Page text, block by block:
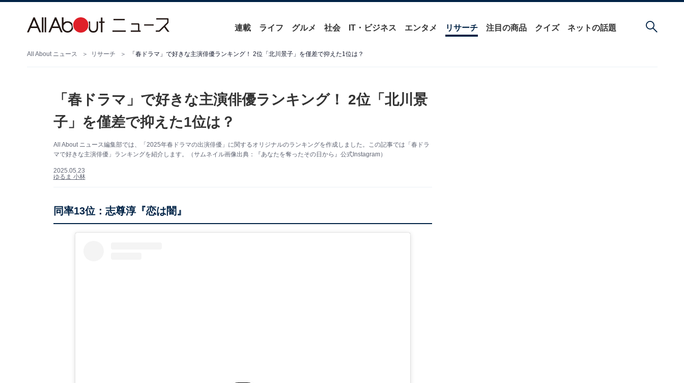
連載 ライフ グルメ 社会 IT・ビジネス エンタメ リサーチ 注目の商品 クイズ ネットの話題
All About ニュース リサーチ 「春ドラマ」で好きな主演俳優ランキング！ 2位「北川景子」を僅差で抑えた1位は？
「春ドラマ」で好きな主演俳優ランキング！ 2位「北川景
子」を僅差で抑えた1位は？
All About ニュース編集部では、「2025年春ドラマの出演俳優」に関するオリジナルのランキングを作成しました。この記事では「春ドラ
マで好きな主演俳優」ランキングを紹介します。（サムネイル画像出典：『あなたを奪ったその日から』公式Instagram）
2025.05.23
ゆるま 小林
同率13位：志尊淳『恋は闇』